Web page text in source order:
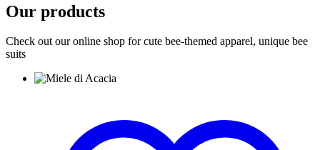
Our products
Check out our online shop for cute bee-themed apparel, unique bee
suits